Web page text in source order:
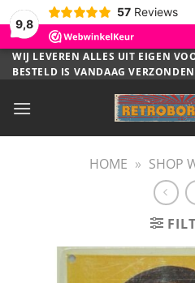
9,8
57 Reviews
Ga
naar
WIJ LEVEREN ALLES UIT EIGEN
BESTELD IS VANDAAG
HOME » SHOP